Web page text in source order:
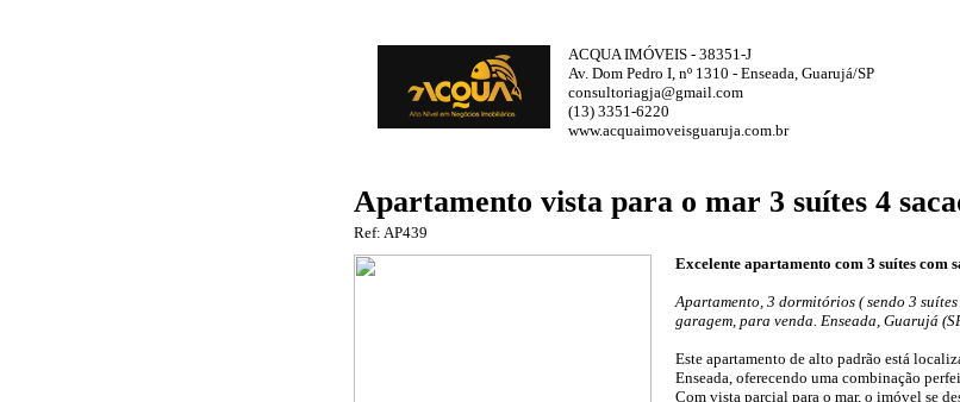
ACQUA IMÓVEIS - 38351-J
Av. Dom Pedro I, nº 1310 - Enseada, Guarujá/SP
consultoriagja@gmail.com
(13) 3351-6220
www.acquaimoveisguaruja.com.br
Apartamento vista para o mar 3 suítes 4
Ref: AP439
Excelente apartamento com 3 suítes
Apartamento, 3 dormitórios ( sendo 3
garagem, para venda. Enseada, Guarujá
Este apartamento de alto padrão está
Enseada, oferecendo uma combinação
Com vista parcial para o mar, o imóvel se